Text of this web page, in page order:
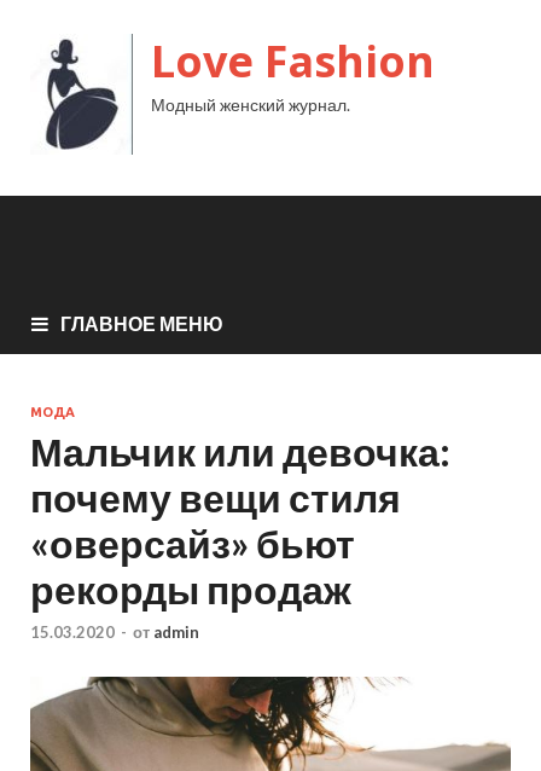
Love Fashion
Модный женский журнал.
ГЛАВНОЕ МЕНЮ
МОДА
Мальчик или девочка:
почему вещи стиля
«оверсайз» бьют
рекорды продаж
15.03.2020 - от admin